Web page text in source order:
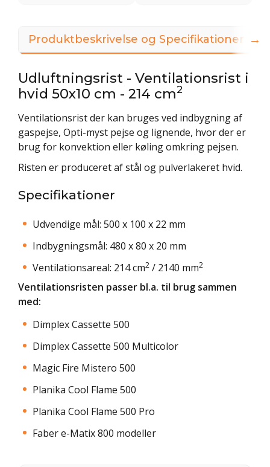
Produktbeskrivelse og Specifikationer
Udluftningsrist - Ventilationsrist i
hvid 50x10 cm - 214 cm2
Ventilationsrist der kan bruges ved indbygning af
gaspejse, Opti-myst pejse og lignende, hvor der er
brug for konvektion eller køling omkring pejsen.
Risten er produceret af stål og pulverlakeret hvid.
Specifikationer
Udvendige mål: 500 x 100 x 22 mm
Indbygningsmål: 480 x 80 x 20 mm
Ventilationsareal: 214 cm2 / 2140 mm2
Ventilationsristen passer bl.a. til brug sammen
med:
Dimplex Cassette 500
Dimplex Cassette 500 Multicolor
Magic Fire Mistero 500
Planika Cool Flame 500
Planika Cool Flame 500 Pro
Faber e-Matix 800 modeller
→